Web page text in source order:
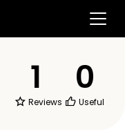
1
Reviews
0
Useful